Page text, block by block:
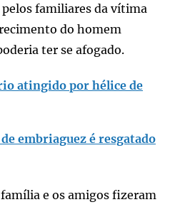
familiares da vítima
do homem
ter se afogado.
atingido por hélice de
embriaguez é resgatado
e os amigos fizeram